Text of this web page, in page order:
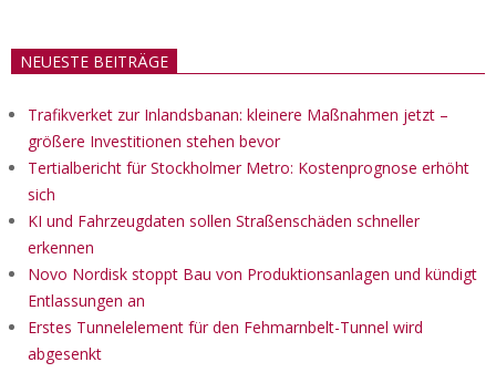
NEUESTE BEITRÄGE
Trafikverket zur Inlandsbanan: kleinere Maßnahmen jetzt –
größere Investitionen stehen bevor
Tertialbericht für Stockholmer Metro: Kostenprognose erhöht
sich
KI und Fahrzeugdaten sollen Straßenschäden schneller
erkennen
Novo Nordisk stoppt Bau von Produktionsanlagen und kündigt
Entlassungen an
Erstes Tunnelelement für den Fehmarnbelt-Tunnel wird
abgesenkt